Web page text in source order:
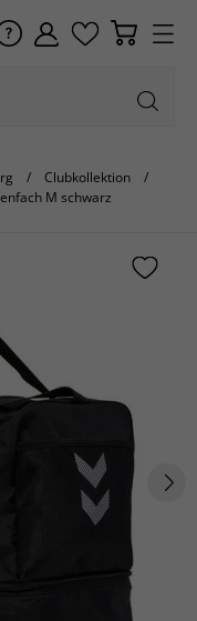
Clubkollektion
M schwarz